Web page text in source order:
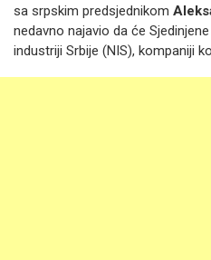
sa srpskim predsjednikom
nedavno najavio da će
industriji Srbije (NIS), kompaniji